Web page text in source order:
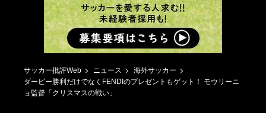
サッカー批評Web ニュース
海外サッカー
ダービー勝利だけでなくFENDIのプレゼントもゲット！ モウリーニ
ョ監督「クリスマスの戦い」